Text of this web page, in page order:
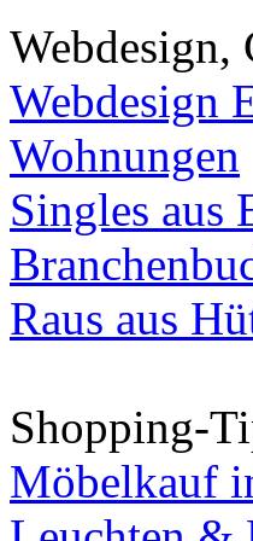
Webdesign,
Webdesign
Wohnungen
Singles aus
Raus aus
Shopping-
Möbelkauf